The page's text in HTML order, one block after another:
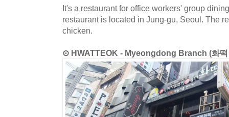
It's a restaurant for office workers' group
restaurant is located in Jung-gu, Seoul. The
chicken.
⊙ HWATTEOK - Myeongdong Branch (화떡